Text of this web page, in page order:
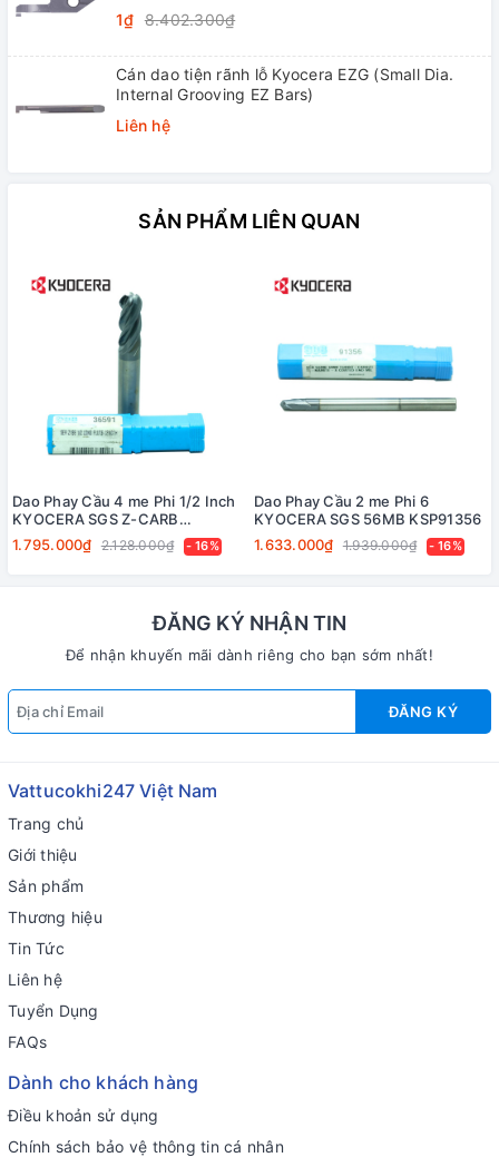
1₫ 8.402.300₫
Cán dao tiện rãnh lỗ Kyocera EZG (Small Dia.
Internal Grooving EZ Bars)
Liên hệ
SẢN PHẨM LIÊN QUAN
Dao Phay Cầu 4 me Phi 1/2 Inch
KYOCERA SGS Z-CARB
KSP36591
1.795.000₫ 2.128.000₫ - 16%
Dao Phay Cầu 2 me Phi 6
KYOCERA SGS 56MB KSP91356
1.633.000₫ 1.939.000₫ - 16%
ĐĂNG KÝ NHẬN TIN
Để nhận khuyến mãi dành riêng cho bạn sớm nhất!
ĐĂNG KÝ
Vattucokhi247 Việt Nam
Trang chủ
Giới thiệu
Sản phẩm
Thương hiệu
Tin Tức
Liên hệ
Tuyển Dụng
FAQs
Dành cho khách hàng
Điều khoản sử dụng
Chính sách bảo vệ thông tin cá nhân